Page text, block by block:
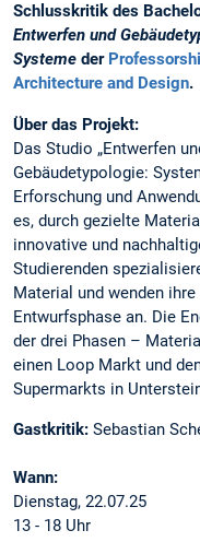
Schlusskritik des
Entwerfen und
Systeme der
Architecture and Design.
Über das Projekt:
Das Studio „Entwerfen
Gebäudetypologie:
Erforschung und
es, durch gezielte
innovative und
Studierenden
Material und wenden
Entwurfsphase an. Die
der drei Phasen –
einen Loop Markt und
Supermarkts in
Gastkritik: Sebastian
Wann:
Dienstag, 22.07.25
13 - 18 Uhr